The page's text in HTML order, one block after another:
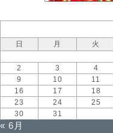
日
月 火
2
3 4
9
10 11
16
17 18
23
24 25
30
31
« 6月